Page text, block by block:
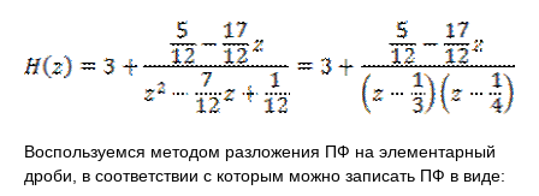
Воспользуемся методом разложения ПФ на элементарный
дроби, в соответствии с которым можно записать ПФ в виде: